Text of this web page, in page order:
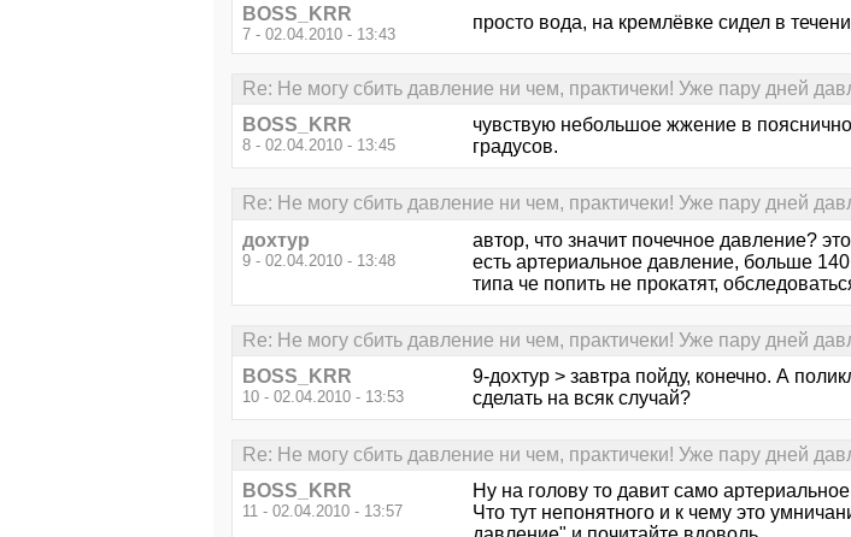
BOSS_KRR
7 - 02.04.2010 - 13:43
просто вода, на кремлёвке сидел в
Re: Не могу сбить давление ни чем, практичеки! Уже пару дней
BOSS_KRR
8 - 02.04.2010 - 13:45
чувствую небольшое жжение в
градусов.
Re: Не могу сбить давление ни чем, практичеки! Уже пару дней
дохтур
9 - 02.04.2010 - 13:48
автор, что значит почечное давление?
есть артериальное давление, больше
типа че попить не прокатят,
Re: Не могу сбить давление ни чем, практичеки! Уже пару дней
BOSS_KRR
10 - 02.04.2010 - 13:53
9-дохтур > завтра пойду, конечно. А
сделать на всяк случай?
Re: Не могу сбить давление ни чем, практичеки! Уже пару дней
BOSS_KRR
11 - 02.04.2010 - 13:57
Ну на голову то давит само
Что тут непонятного и к чему это